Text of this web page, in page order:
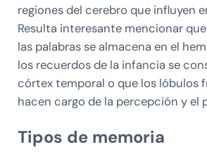
regiones del cerebro que influyen
Resulta interesante mencionar
las palabras se almacena en el
los recuerdos de la infancia se
córtex temporal o que los lóbulos
hacen cargo de la percepción y el
Tipos de memoria